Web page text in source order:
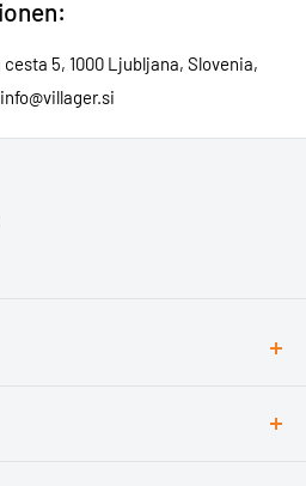
5, 1000 Ljubljana, Slovenia,